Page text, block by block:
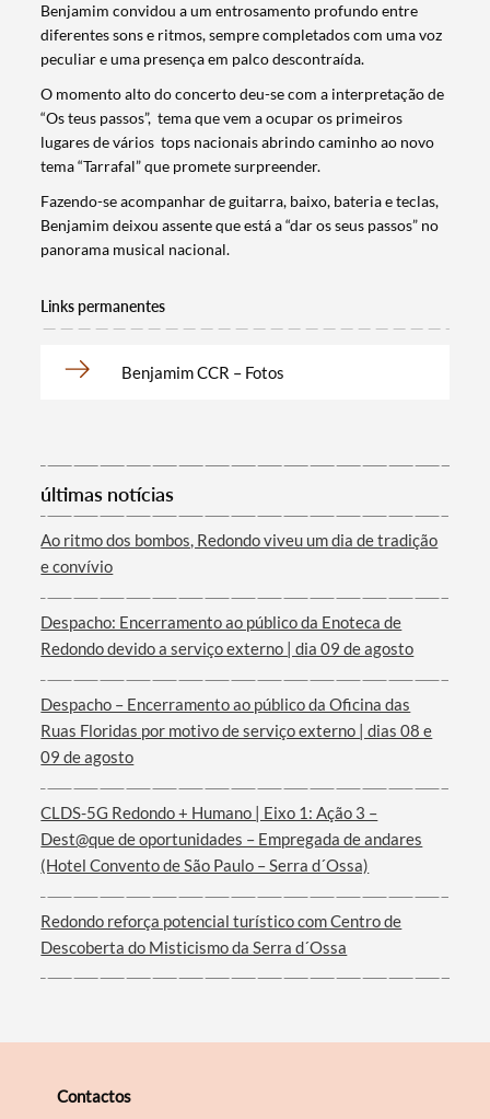
Filtros
Benjamim convidou a um entrosamento profundo entre
diferentes sons e ritmos, sempre completados com uma voz
peculiar e uma presença em palco descontraída.
O momento alto do concerto deu-se com a interpretação de
“Os teus passos”, tema que vem a ocupar os primeiros
lugares de vários tops nacionais abrindo caminho ao novo
tema “Tarrafal” que promete surpreender.
Fazendo-se acompanhar de guitarra, baixo, bateria e teclas,
Benjamim deixou assente que está a “dar os seus passos” no
panorama musical nacional.
Links permanentes
Benjamim CCR – Fotos
últimas notícias
Ao ritmo dos bombos, Redondo viveu um dia de tradição
e convívio
Despacho: Encerramento ao público da Enoteca de
Redondo devido a serviço externo | dia 09 de agosto
Despacho – Encerramento ao público da Oficina das
Ruas Floridas por motivo de serviço externo | dias 08 e
09 de agosto
CLDS-5G Redondo + Humano | Eixo 1: Ação 3 –
Dest@que de oportunidades – Empregada de andares
(Hotel Convento de São Paulo – Serra d´Ossa)
Redondo reforça potencial turístico com Centro de
Descoberta do Misticismo da Serra d´Ossa
Contactos